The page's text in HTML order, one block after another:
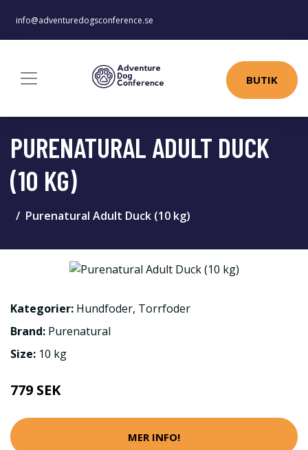
info@adventuredogsconference.se
BUTIK
PURENATURAL ADULT DUCK
(10 KG)
Purenatural Adult Duck (10 kg)
Kategorier: Hundfoder, Torrfoder
Brand: Purenatural
Size: 10 kg
779 SEK
MER INFO!